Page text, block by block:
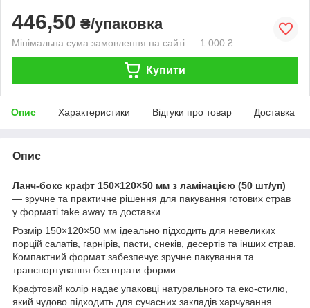
446,50 ₴/упаковка
Мінімальна сума замовлення на сайті — 1 000 ₴
Купити
Опис Характеристики Відгуки про товар Доставка
Опис
Ланч-бокс крафт 150×120×50 мм з ламінацією (50 шт/уп)
— зручне та практичне рішення для пакування готових страв
у форматі take away та доставки.
Розмір 150×120×50 мм ідеально підходить для невеликих
порцій салатів, гарнірів, пасти, снеків, десертів та інших страв.
Компактний формат забезпечує зручне пакування та
транспортування без втрати форми.
Крафтовий колір надає упаковці натурального та еко-стилю,
який чудово підходить для сучасних закладів харчування.